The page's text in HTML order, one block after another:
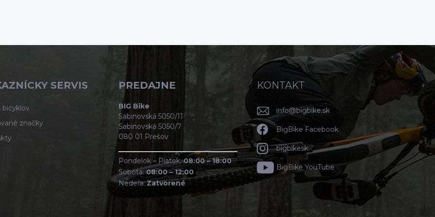
SERVIS
bicyklov
značky
PREDAJNE
BIG Bike
Sabinovská 5050/11
Sabinovská 5050/7
080 01 Prešov
Pondelok – Piatok:08:00 – 18:00
Sobota:08:00 – 12:00
Nedeľa:Zatvorené
KONTAKT
info@bigbike.sk
BigBike Facebook
bigbikesk
BigBike YouTube